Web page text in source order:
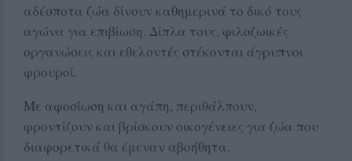
αδέσποτα ζώα δίνουν καθημερινά το δικό τους
αγώνα για επιβίωση. Δίπλα τους, φιλοζωικές
οργανώσεις και εθελοντές στέκονται άγρυπνοι
φρουροί.
Με αφοσίωση και αγάπη, περιθάλπουν,
φροντίζουν και βρίσκουν οικογένειες για ζώα που
διαφορετικά θα έμεναν αβοήθητα.